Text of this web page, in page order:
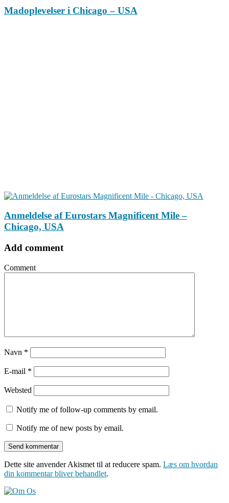
Madoplevelser i Chicago – USA
Anmeldelse af Eurostars Magnificent Mile‏‏ –
Chicago, USA
Add comment
Comment
Navn *
E-mail *
Websted
Notify me of follow-up comments by email.
Notify me of new posts by email.
Dette site anvender Akismet til at reducere spam. Læs om hvordan
din kommentar bliver behandlet.